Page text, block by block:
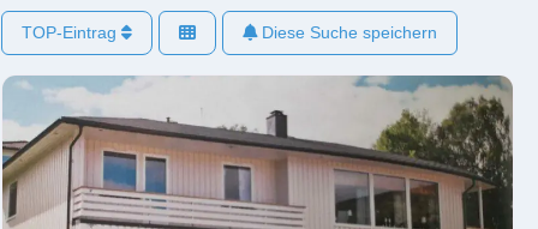
TOP-Eintrag Diese Suche speichern